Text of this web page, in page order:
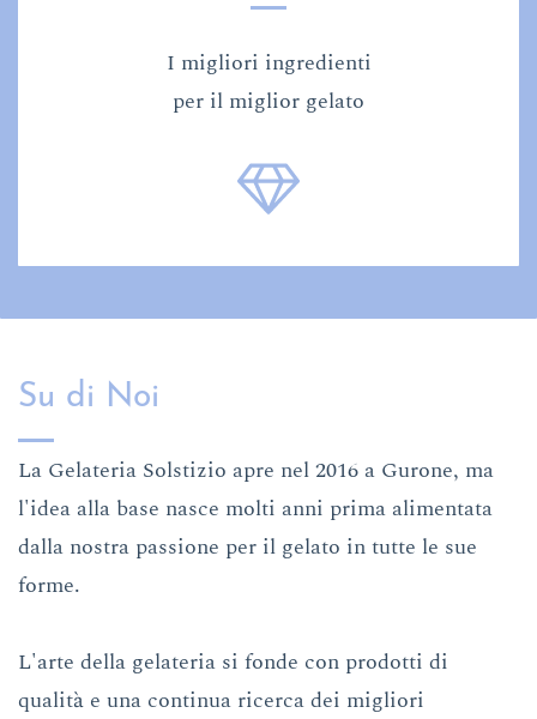
I migliori ingredienti
per il miglior gelato
Su di Noi
La Gelateria Solstizio apre nel 2016 a Gurone, ma
l'idea alla base nasce molti anni prima alimentata
dalla nostra passione per il gelato in tutte le sue
forme.
L'arte della gelateria si fonde con prodotti di
qualità e una continua ricerca dei migliori